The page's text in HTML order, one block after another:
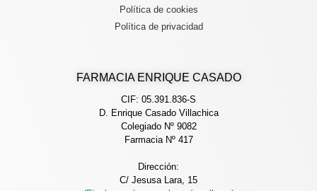
FARMACIA ENRIQUE CASADO
CIF: 05.391.836-S
D. Enrique Casado Villachica
Colegiado Nº 9082
Farmacia Nº 417
Dirección:
C/ Jesusa Lara, 15
Política de cookies
Política de privacidad